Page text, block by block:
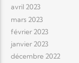
avril 2023
mars 2023
février 2023
janvier 2023
décembre 2022